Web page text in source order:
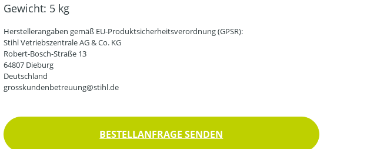
Gewicht: 5 kg
Herstellerangaben gemäß EU-Produktsicherheitsverordnung (GPSR):
Stihl Vetriebszentrale AG & Co. KG
Robert-Bosch-Straße 13
64807 Dieburg
Deutschland
grosskundenbetreuung@stihl.de
BESTELLANFRAGE SENDEN